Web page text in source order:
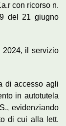
con ricorso n.
del 21 giugno
2024, il servizio
di accesso agli
in autotutela
evidenziando
di cui alla lett.